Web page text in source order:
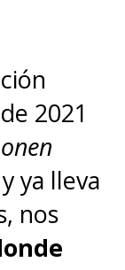
2021
ya lleva
nos